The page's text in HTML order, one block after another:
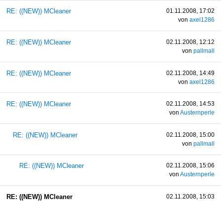
RE: ((NEW)) MCleaner
01.11.2008, 17:02
vonaxel1286
RE: ((NEW)) MCleaner
02.11.2008, 12:12
vonpallmall
RE: ((NEW)) MCleaner
02.11.2008, 14:49
vonaxel1286
RE: ((NEW)) MCleaner
02.11.2008, 14:53
vonAusternperle
RE: ((NEW)) MCleaner
02.11.2008, 15:00
vonpallmall
RE: ((NEW)) MCleaner
02.11.2008, 15:06
vonAusternperle
RE: ((NEW)) MCleaner
02.11.2008, 15:03